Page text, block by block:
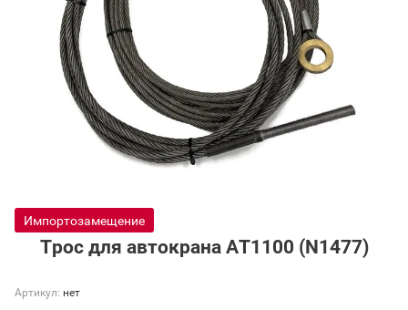
Отзывы
Политика конфиденциальности
Импортозамещение
Трос для автокрана AT1100 (N1477)
Артикул: нет